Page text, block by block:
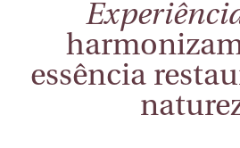
essência